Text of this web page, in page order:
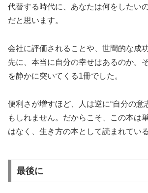
代替する時代に、あなたは何をしたい
だと思います。
会社に評価されることや、世間的な成
先に、本当に自分の幸せはあるのか。
を静かに突いてくる1冊でした。
便利さが増すほど、人は逆に“自分の意
もしれません。だからこそ、この本は
はなく、生き方の本として読まれてい
最後に